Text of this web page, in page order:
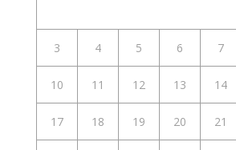
3 4 5 6 7
10 11 12 13 14
17 18 19 20 21